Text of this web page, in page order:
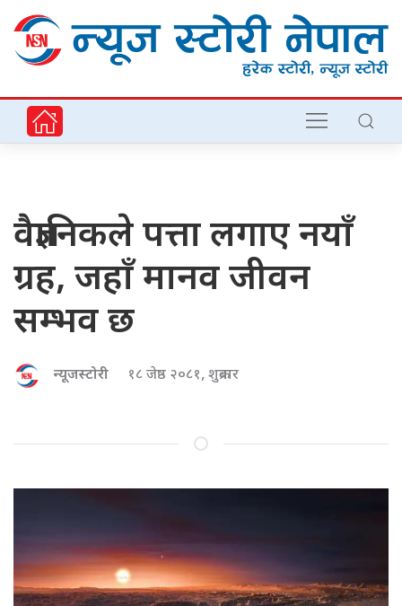
वैज्ञानिकले पत्ता लगाए नयाँ
ग्रह, जहाँ मानव जीवन
सम्भव छ
न्यूजस्टोरी १८ जेष्ठ २०८१, शुक्रबार